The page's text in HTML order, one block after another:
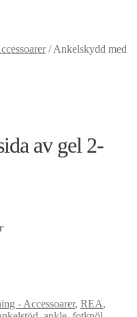
/Ankelskydd med
av gel 2-
- Accessoarer, REA,